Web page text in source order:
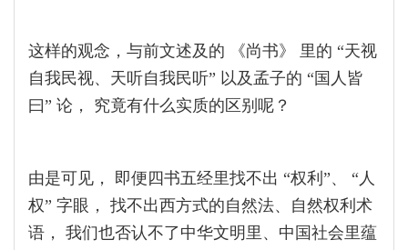
这样的观念，与前文述及的 《尚书》 里的 “天视
自我民视、天听自我民听” 以及孟子的 “国人皆
曰” 论， 究竟有什么实质的区别呢？
由是可见， 即便四书五经里找不出 “权利”、 “人
权” 字眼， 找不出西方式的自然法、自然权利术
语， 我们也否认不了中华文明里、中国社会里蕴